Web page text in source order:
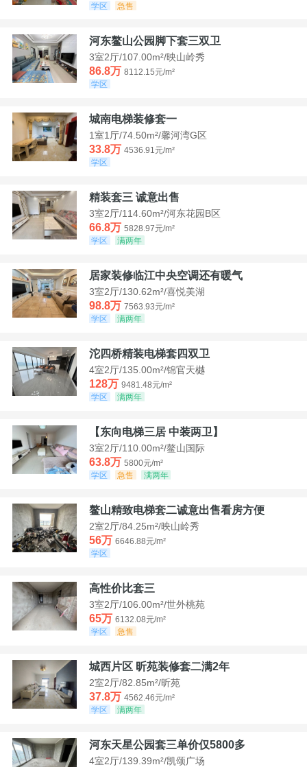
学区
急售
河东鳌山公园脚下套三双卫
3室2厅/107.00m²/映山岭秀
86.8万 8112.15元/m²
学区
城南电梯装修套一
1室1厅/74.50m²/馨河湾G区
33.8万 4536.91元/m²
学区
精装套三 诚意出售
3室2厅/114.60m²/河东花园B区
66.8万 5828.97元/m²
学区
满两年
居家装修临江中央空调还有暖气
3室2厅/130.62m²/喜悦美湖
98.8万 7563.93元/m²
学区
满两年
沱四桥精装电梯套四双卫
4室2厅/135.00m²/锦官天樾
128万 9481.48元/m²
学区
满两年
【东向电梯三居 中装两卫】
3室2厅/110.00m²/鳌山国际
63.8万 5800元/m²
学区
急售 满两年
鳌山精致电梯套二诚意出售看房方便
2室2厅/84.25m²/映山岭秀
56万 6646.88元/m²
学区
高性价比套三
3室2厅/106.00m²/世外桃苑
65万 6132.08元/m²
学区
急售
城西片区 昕苑装修套二满2年
2室2厅/82.85m²/昕苑
37.8万 4562.46元/m²
学区
满两年
河东天星公园套三单价仅5800多
4室2厅/139.39m²/凯颂广场